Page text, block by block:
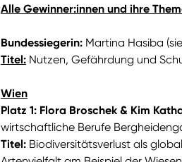
Alle Gewinner:innen und ihre
Bundessiegerin: Martina Hasiba
Titel: Nutzen, Gefährdung und
Wien
Platz 1: Flora Broschek & Kim
wirtschaftliche Berufe
Titel: Biodiversitätsverlust als